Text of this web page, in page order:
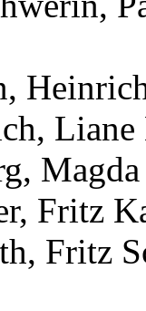
Liane
Fritz
Fritz